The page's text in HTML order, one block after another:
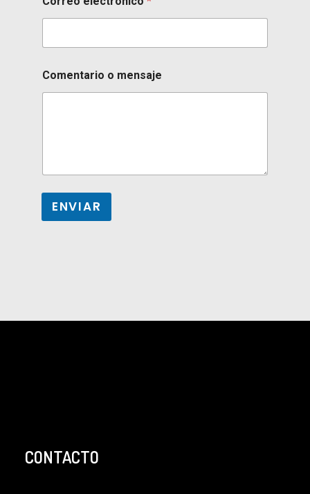
Comentario o mensaje
ENVIAR
CONTACTO